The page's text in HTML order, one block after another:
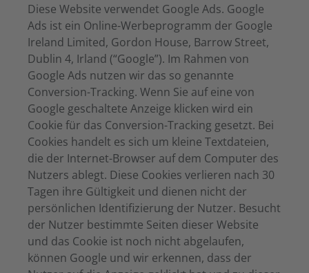
Diese Website verwendet Google Ads. Google
Ads ist ein Online-Werbeprogramm der Google
Ireland Limited, Gordon House, Barrow Street,
Dublin 4, Irland (“Google”). Im Rahmen von
Google Ads nutzen wir das so genannte
Conversion-Tracking. Wenn Sie auf eine von
Google geschaltete Anzeige klicken wird ein
Cookie für das Conversion-Tracking gesetzt. Bei
Cookies handelt es sich um kleine Textdateien,
die der Internet-Browser auf dem Computer des
Nutzers ablegt. Diese Cookies verlieren nach 30
Tagen ihre Gültigkeit und dienen nicht der
persönlichen Identifizierung der Nutzer. Besucht
der Nutzer bestimmte Seiten dieser Website
und das Cookie ist noch nicht abgelaufen,
können Google und wir erkennen, dass der